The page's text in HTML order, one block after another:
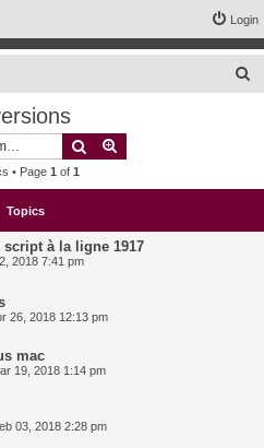
Login
Search
• Page 1 of 1
Topics
script à la ligne 1917
2018 7:41 pm
26, 2018 12:13 pm
mac
19, 2018 1:14 pm
03, 2018 2:28 pm